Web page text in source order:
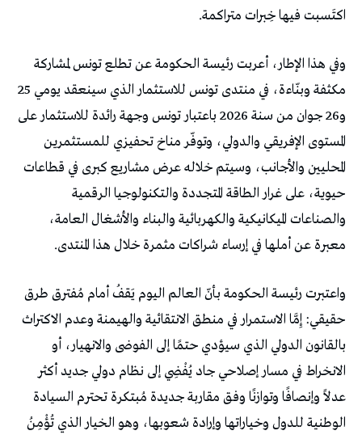
اكتَسبت فيها خِبرات متراكمة.
وفي هذا الإطار، أعربت رئيسة الحكومة عن تطلع تونس لمشاركة
مكثفة وبنّاءة، في منتدى تونس للاستثمار الذي سينعقد يومي 25
و26 جوان من سنة 2026 باعتبار تونس وجهة رائدة للاستثمار على
المستوى الإفريقي والدولي، وتوفّر مناخ تحفيزي للمستثمرين
المحليين والأجانب، وسيتم خلاله عرض مشاريع كبرى في قطاعات
حيوية، على غرار الطاقة المتجددة والتكنولوجيا الرقمية
والصناعات الميكانيكية والكهربائية والبناء والأشغال العامة،
معبرة عن أملها في إرساء شراكات مثمرة خلال هذا المنتدى.
واعتبرت رئيسة الحكومة بأنّ العالم اليوم يَقفُ أمام مُفترق طرق
حقيقي: إِمَّا الاستمرار في منطق الانتقائية والهيمنة وعدم الاكتراث
بالقانون الدولي الذي سيؤدي حتمًا إلى الفوضى والانهيار، أو
الانخراط في مسار إصلاحي جاد يُفْضِي إلى نظام دولي جديد أكثر
عدلاً وإنصافًا وتوازنًا وفق مقاربة جديدة مُبتكرة تحترم السيادة
الوطنية للدول وخياراتها وإرادة شعوبها، وهو الخيار الذي تُؤْمِنُ